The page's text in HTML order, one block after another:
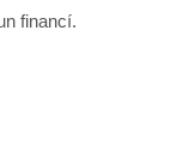
financí.